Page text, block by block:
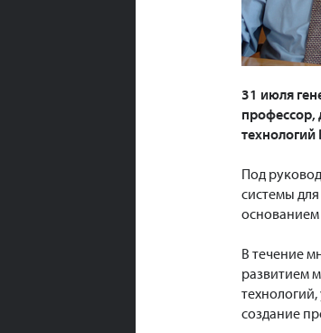
31 июля
профессор,
Под
системы
В течение
развитием
создание